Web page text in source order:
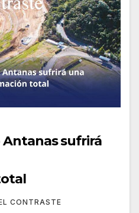
Antanas sufrirá
CONTRASTE